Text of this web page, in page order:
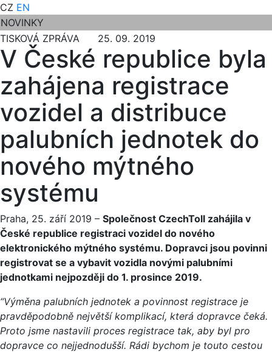
CZ EN
NOVINKY
TISKOVÁ ZPRÁVA 25. 09. 2019
V České republice byla
zahájena registrace
vozidel a distribuce
palubních jednotek do
nového mýtného
systému
Praha, 25. září 2019 – Společnost CzechToll zahájila v
České republice registraci vozidel do nového
elektronického mýtného systému. Dopravci jsou povinni
registrovat se a vybavit vozidla novými palubními
jednotkami nejpozději do 1. prosince 2019.
“Výměna palubních jednotek a povinnost registrace je
pravděpodobně největší komplikací, která dopravce čeká.
Proto jsme nastavili proces registrace tak, aby byl pro
dopravce co nejjednodušší. Rádi bychom je touto cestou